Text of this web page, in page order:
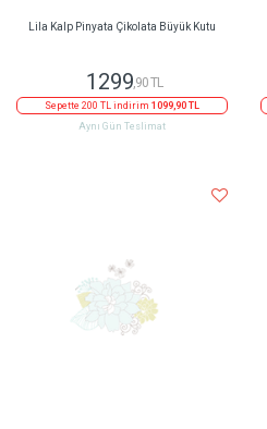
Lila Kalp Pinyata Çikolata Büyük Kutu
1299,90 TL
Sepette 200 TL indirim1099,90 TL
Aynı Gün Teslimat